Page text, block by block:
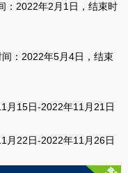
：2022年2月1日，结束时
：2022年5月4日，结束
月15日-2022年11月21日
月22日-2022年11月26日